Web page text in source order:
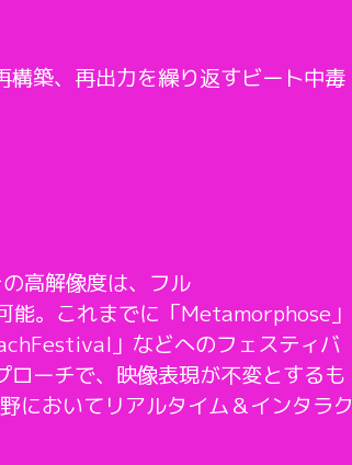
築、再出力を繰り返すビート中毒
高解像度は、フル
。これまでに「Metamorphose」
」などへのフェスティバ
ーチで、映像表現が不変とするも
においてリアルタイム＆インタラク